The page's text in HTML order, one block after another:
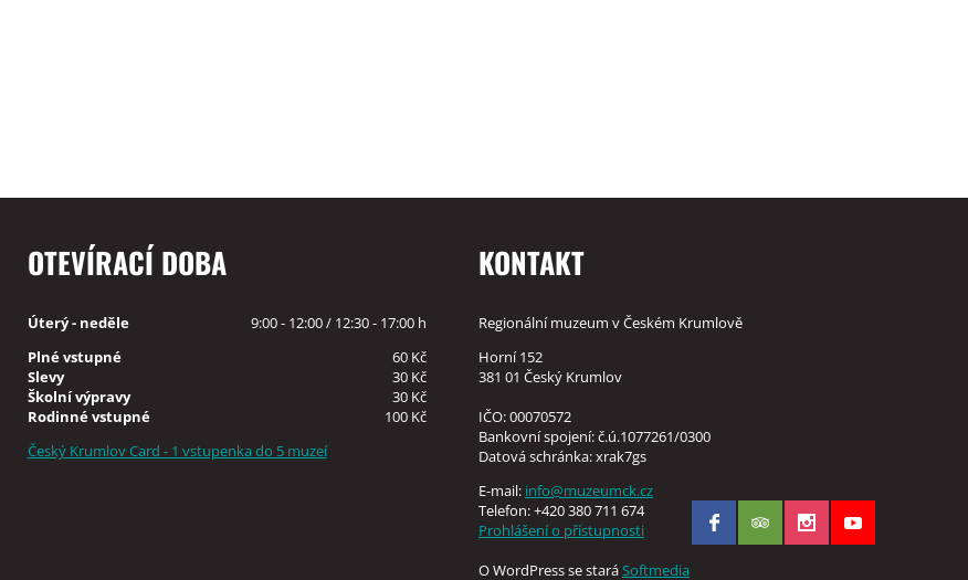
OTEVÍRACÍ DOBA
Úterý - neděle
9:00 - 12:00 / 12:30 - 17:00 h
Plné vstupné
60 Kč
Slevy
30 Kč
Školní výpravy
30 Kč
Rodinné vstupné
100 Kč
Český Krumlov Card - 1 vstupenka do 5 muzeí
KONTAKT
Regionální muzeum v Českém Krumlově
Horní 152
381 01 Český Krumlov
IČO: 00070572
Bankovní spojení: č.ú.1077261/0300
Datová schránka: xrak7gs
E-mail: info@muzeumck.cz
Telefon: +420 380 711 674
Prohlášení o přístupnosti
O WordPress se staráSoftmedia